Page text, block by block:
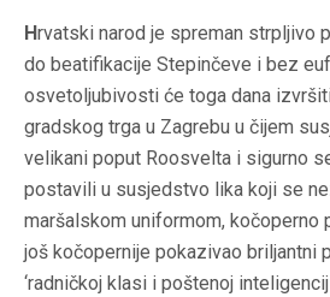
Hrvatski narod je spreman strpljivo
do beatifikacije Stepinčeve i bez
osvetoljubivosti će toga dana izvršiti
gradskog trga u Zagrebu u čijem
velikani poput Roosvelta i sigurno
postavili u susjedstvo lika koji se
maršalskom uniformom, kočoperno
još kočopernije pokazivao briljantni
‘radničkoj klasi i poštenoj